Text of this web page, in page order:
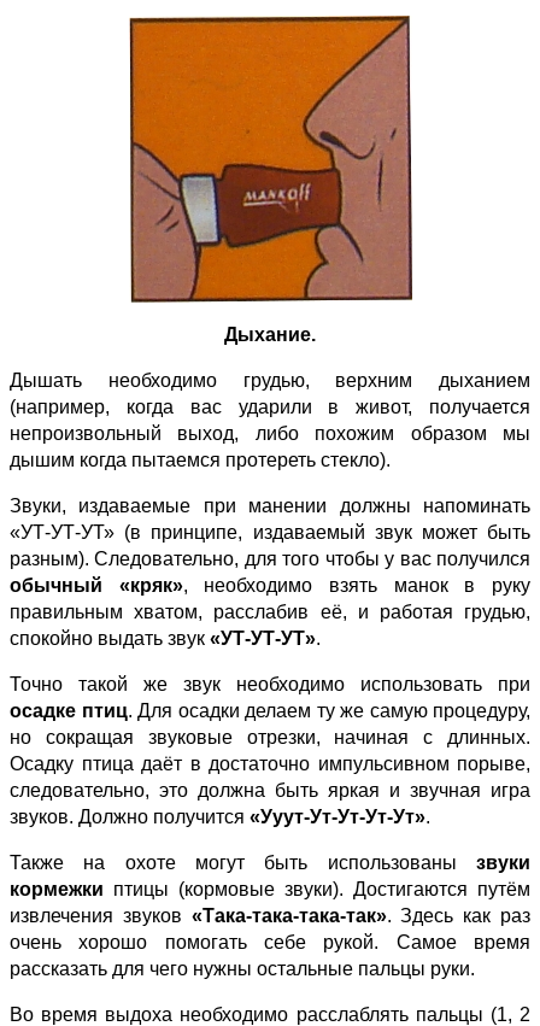
Дыхание.
Дышать необходимо грудью, верхним дыханием
(например, когда вас ударили в живот, получается
непроизвольный выход, либо похожим образом мы
дышим когда пытаемся протереть стекло).
Звуки, издаваемые при манении должны напоминать
«УТ-УТ-УТ» (в принципе, издаваемый звук может быть
разным). Следовательно, для того чтобы у вас получился
обычный «кряк», необходимо взять манок в руку
правильным хватом, расслабив её, и работая грудью,
спокойно выдать звук «УТ-УТ-УТ».
Точно такой же звук необходимо использовать при
осадке птиц. Для осадки делаем ту же самую процедуру,
но сокращая звуковые отрезки, начиная с длинных.
Осадку птица даёт в достаточно импульсивном порыве,
следовательно, это должна быть яркая и звучная игра
звуков. Должно получится «Ууут-Ут-Ут-Ут-Ут».
Также на охоте могут быть использованы звуки
кормежки птицы (кормовые звуки). Достигаются путём
извлечения звуков «Така-така-така-так». Здесь как раз
очень хорошо помогать себе рукой. Самое время
рассказать для чего нужны остальные пальцы руки.
Во время выдоха необходимо расслаблять пальцы (1, 2